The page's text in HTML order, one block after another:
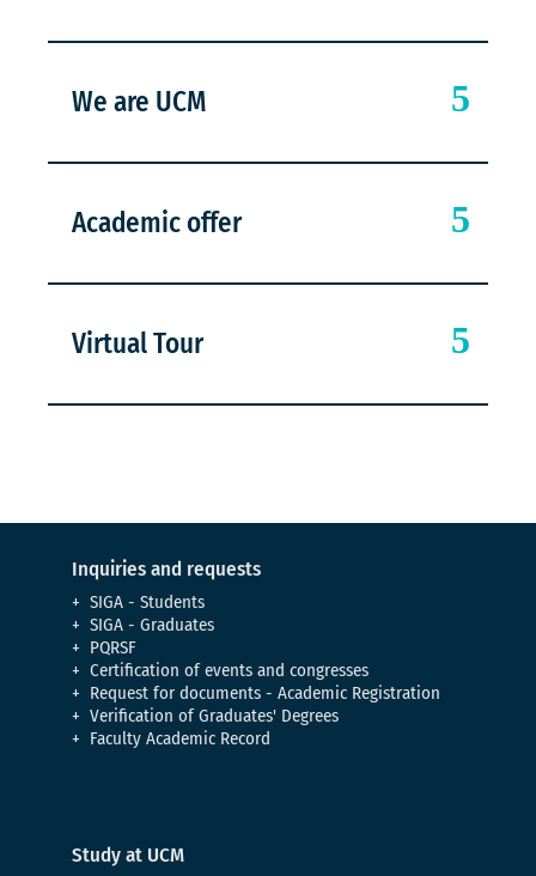
We are UCM
Academic offer
Virtual Tour
Inquiries and requests
SIGA - Students
SIGA - Graduates
PQRSF
Certification of events and congresses
Request for documents - Academic Registration
Verification of Graduates' Degrees
Faculty Academic Record
Study at UCM